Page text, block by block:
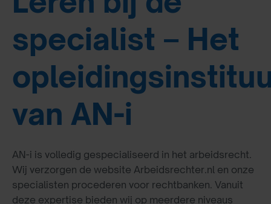
specialist – Het
van AN-i
AN-i is volledig gespecialiseerd in het arbeidsrecht.
Wij verzorgen de website Arbeidsrechter.nl en onze
specialisten procederen voor rechtbanken. Vanuit
deze expertise bieden wij op meerdere niveaus